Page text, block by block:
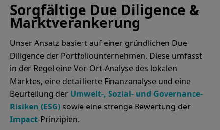
Sorgfältige Due Diligence &
Marktverankerung
Unser Ansatz basiert auf einer gründlichen Due
Diligence der Portfoliounternehmen. Diese umfasst
in der Regel eine Vor-Ort-Analyse des lokalen
Marktes, eine detaillierte Finanzanalyse und eine
Beurteilung der Umwelt-, Sozial- und Governance-
Risiken (ESG) sowie eine strenge Bewertung der
Impact-Prinzipien.